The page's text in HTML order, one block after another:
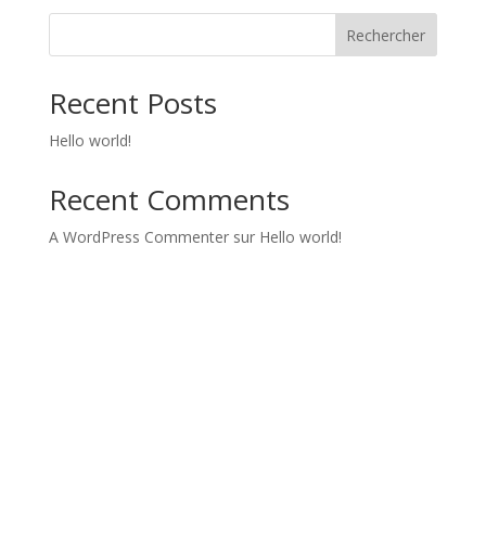
Rechercher
Recent Posts
Hello world!
Recent Comments
A WordPress Commentersur Hello world!